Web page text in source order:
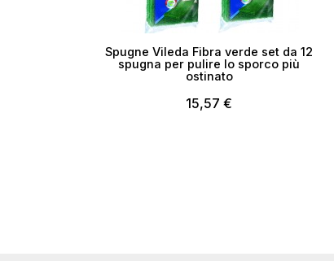
Spugne Vileda Fibra verde set da 12
spugna per pulire lo sporco più
ostinato
15,57 €